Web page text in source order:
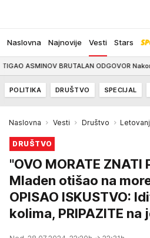
Naslovna Najnovije Vesti Stars
BRUTALAN ODGOVOR Nakon
POLITIKA DRUŠTVO SPECIJAL
Naslovna Vesti Društvo
DRUŠTVO
"OVO MORATE ZNATI
Mladen otišao na
OPISAO ISKUSTVO:
kolima, PRIPAZITE na